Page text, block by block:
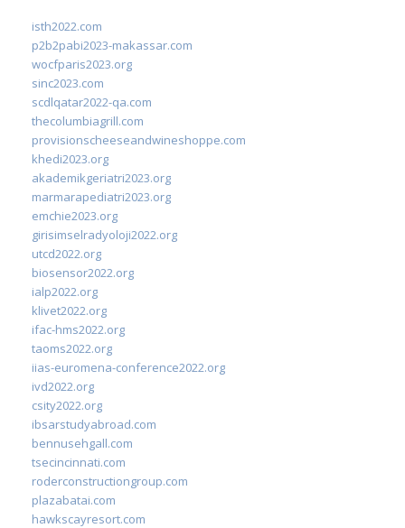
isth2022.com
p2b2pabi2023-makassar.com
wocfparis2023.org
sinc2023.com
scdlqatar2022-qa.com
thecolumbiagrill.com
provisionscheeseandwineshoppe.com
khedi2023.org
akademikgeriatri2023.org
marmarapediatri2023.org
emchie2023.org
girisimselradyoloji2022.org
utcd2022.org
biosensor2022.org
ialp2022.org
klivet2022.org
ifac-hms2022.org
taoms2022.org
iias-euromena-conference2022.org
ivd2022.org
csity2022.org
ibsarstudyabroad.com
bennusehgall.com
tsecincinnati.com
roderconstructiongroup.com
plazabatai.com
hawkscayresort.com